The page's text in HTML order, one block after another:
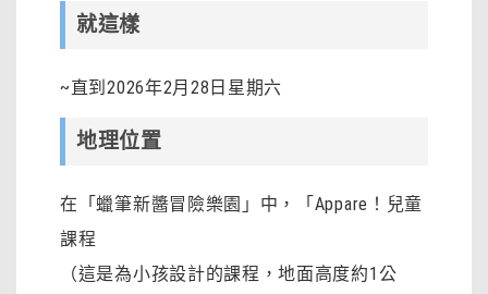
就這樣
~直到2026年2月28日星期六
地理位置
在「蠟筆新醬冒險樂園」中，「Appare！兒童
課程
（這是為小孩設計的課程，地面高度約1公